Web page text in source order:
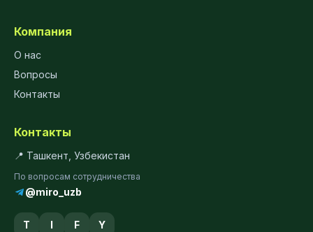
Компания
О нас
Вопросы
Контакты
Контакты
📍 Ташкент, Узбекистан
По вопросам сотрудничества
@miro_uzb
T I F Y